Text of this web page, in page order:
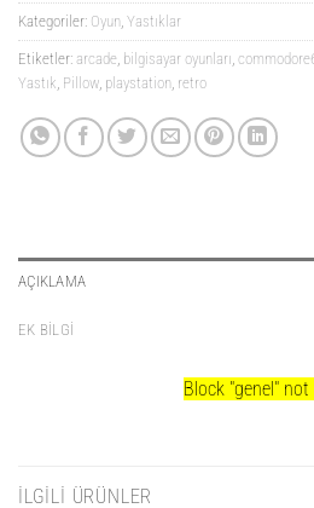
Kategoriler: Oyun, Yastıklar
Etiketler: arcade, bilgisayar oyunları,
Yastık, Pillow, playstation, retro
AÇIKLAMA
EK BILGI
Block "genel"not
İLGILI ÜRÜNLER